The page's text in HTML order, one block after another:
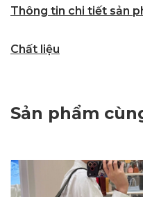
Thông tin chi tiết sản
Chất liệu
Sản phẩm